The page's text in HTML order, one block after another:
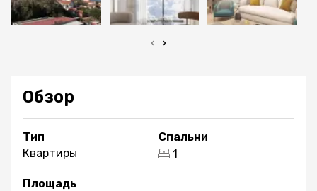
‹ ›
Обзор
Тип
Квартиры
Спальни
1
Площадь